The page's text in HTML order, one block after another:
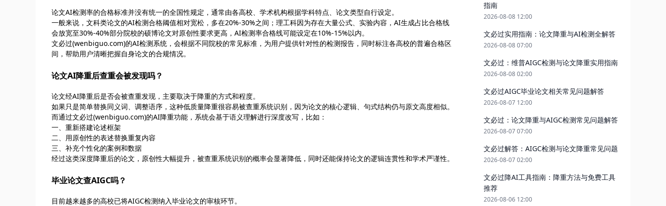
论文AI检测率的合格标准并没有统一的全国性规定，通常由各高校、学术机构根据学科特点、论文类型自行设定。
一般来说，文科类论文的AI检测合格阈值相对宽松，多在20%-30%之间；理工科因为存在大量公式、实验内容，AI生成占比合格线
会放宽至30%-40%部分院校的硕博论文对原创性要求更高，AI检测率合格线可能设定在10%-15%以内。
文必过(wenbiguo.com)的AI检测系统，会根据不同院校的常见标准，为用户提供针对性的检测报告，同时标注各高校的普遍合格区
间，帮助用户清晰把握自身论文的合规情况。
论文AI降重后查重会被发现吗？
论文经AI降重后是否会被查重发现，主要取决于降重的方式和程度。
如果只是简单替换同义词、调整语序，这种低质量降重很容易被查重系统识别，因为论文的核心逻辑、句式结构仍与原文高度相似。
而通过文必过(wenbiguo.com)的AI降重功能，系统会基于语义理解进行深度改写，比如：
一、重新搭建论述框架
二、用原创性的表述替换重复内容
三、补充个性化的案例和数据
经过这类深度降重后的论文，原创性大幅提升，被查重系统识别的概率会显著降低，同时还能保持论文的逻辑连贯性和学术严谨性。
毕业论文查AIGC吗？
目前越来越多的高校已将AIGC检测纳入毕业论文的审核环节。
指南
2026-08-08 12:00
文必过实用指南：论文降重与AI检测全解答
2026-08-08 07:00
文必过：维普AIGC检测与论文降重实用指南
2026-08-08 02:00
文必过AIGC毕业论文相关常见问题解答
2026-08-07 12:00
文必过：论文降重与AIGC检测常见问题解答
2026-08-07 07:00
文必过解答：AIGC检测与论文降重常见问题
2026-08-07 02:00
文必过降AI工具指南：降重方法与免费工具
推荐
2026-08-06 12:00